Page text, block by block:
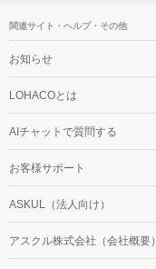
関連サイト・ヘルプ・その他
お知らせ
LOHACOとは
AIチャットで質問する
お客様サポート
ASKUL（法人向け）
アスクル株式会社（会社概要）